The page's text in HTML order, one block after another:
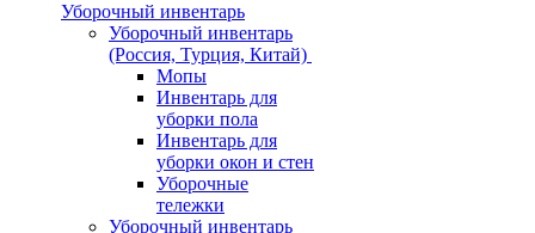
Уборочный инвентарь
Уборочный инвентарь
(Россия, Турция, Китай)
Мопы
Инвентарь для
уборки пола
Инвентарь для
уборки окон и стен
Уборочные
тележки
Уборочный инвентарь